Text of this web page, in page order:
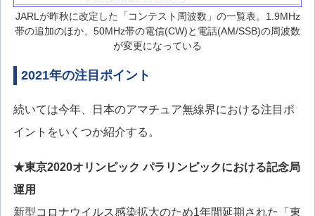
JARLが昨秋に改定した「コンテスト周波数」の一覧表。1.9MHz
帯の追加のほか、50MHz帯の電信(CW)と電話(AM/SSB)の周波数
が変更になっている
2021年の注目ポイント
続いては今年、日本のアマチュア無線界における注目ポ
イントをいくつか紹介する。
★東京2020オリンピック パラリンピックにおける記念局
運用
新型コロナウイルス感染拡大のため1年間延期された「東